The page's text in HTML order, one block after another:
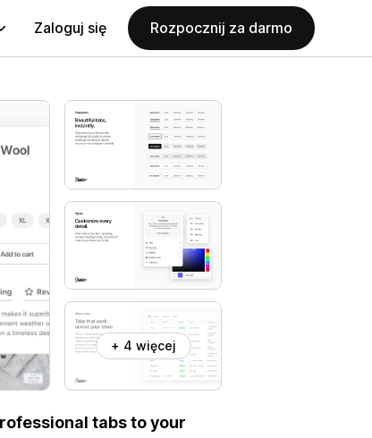
Zaloguj się Rozpocznij za darmo
+ 4 więcej
tabs to your